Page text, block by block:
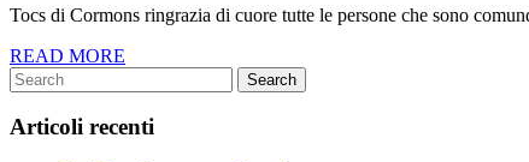
Tocs di Cormons ringrazia di cuore tutte le persone che sono
READ MORE
Search
for:
Articoli recenti